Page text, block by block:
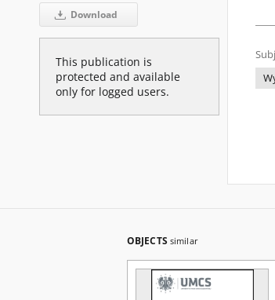
Download
This publication is
protected and available
only for logged users.
OBJECTS similar